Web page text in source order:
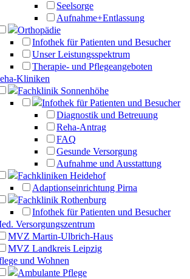
Seelsorge
Aufnahme+Entlassung
Orthopädie
Infothek für Patienten und Besucher
Unser Leistungsspektrum
Therapie- und Pflegeangeboten
Kliniken
Fachklinik Sonnenhöhe
Infothek für Patienten und Besucher
Diagnostik und Betreuung
Reha-Antrag
FAQ
Gesunde Versorgung
Aufnahme und Ausstattung
Fachkliniken Heidehof
Adaptionseinrichtung Pirna
Fachklinik Rothenburg
Infothek für Patienten und Besucher
Versorgungszentrum
MVZ Martin-Ulbrich-Haus
MVZ Landkreis Leipzig
und Wohnen
Ambulante Pflege